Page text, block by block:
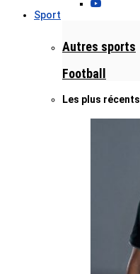
Sport
Autres sports
Football
Les plus récents